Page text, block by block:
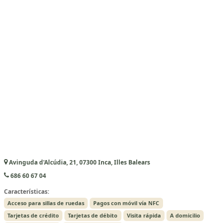
Avinguda d'Alcúdia, 21, 07300 Inca, Illes Balears
686 60 67 04
Características:
Acceso para sillas de ruedas
Pagos con móvil vía NFC
Tarjetas de crédito
Tarjetas de débito Visita rápida
A domicilio